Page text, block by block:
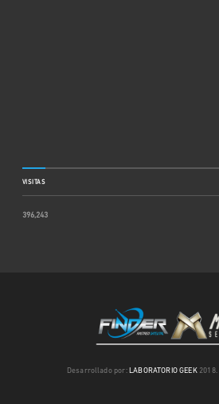
VISITAS
396,243
Desarrollado por: LABORATORIO GEEK2018.